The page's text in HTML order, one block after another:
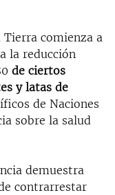
comienza a
la reducción
de ciertos
y latas de
de Naciones
sobre la salud
demuestra
contrarrestar